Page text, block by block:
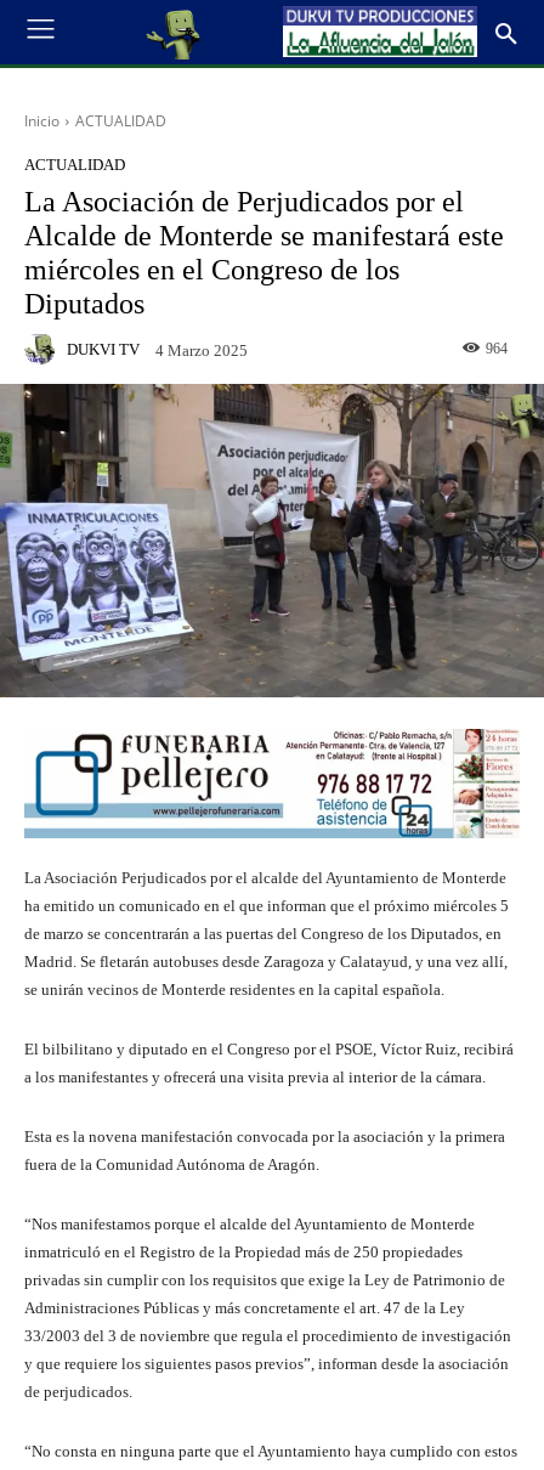
Inicio ACTUALIDAD
ACTUALIDAD
La Asociación de Perjudicados por el
Alcalde de Monterde se manifestará este
miércoles en el Congreso de los
Diputados
DUKVI TV 4 Marzo 2025 964
La Asociación Perjudicados por el alcalde del Ayuntamiento de Monterde
ha emitido un comunicado en el que informan que el próximo miércoles 5
de marzo se concentrarán a las puertas del Congreso de los Diputados, en
Madrid. Se fletarán autobuses desde Zaragoza y Calatayud, y una vez allí,
se unirán vecinos de Monterde residentes en la capital española.
El bilbilitano y diputado en el Congreso por el PSOE, Víctor Ruiz, recibirá
a los manifestantes y ofrecerá una visita previa al interior de la cámara.
Esta es la novena manifestación convocada por la asociación y la primera
fuera de la Comunidad Autónoma de Aragón.
“Nos manifestamos porque el alcalde del Ayuntamiento de Monterde
inmatriculó en el Registro de la Propiedad más de 250 propiedades
privadas sin cumplir con los requisitos que exige la Ley de Patrimonio de
Administraciones Públicas y más concretamente el art. 47 de la Ley
33/2003 del 3 de noviembre que regula el procedimiento de investigación
y que requiere los siguientes pasos previos”, informan desde la asociación
de perjudicados.
“No consta en ninguna parte que el Ayuntamiento haya cumplido con estos